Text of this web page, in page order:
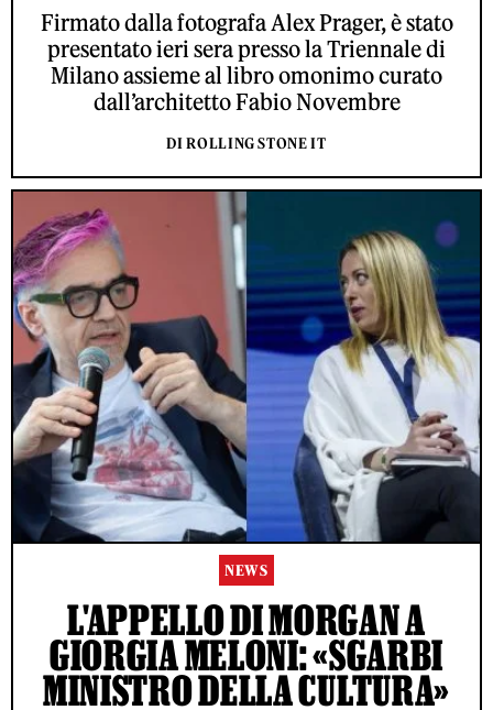
Firmato dalla fotografa Alex Prager, è stato
presentato ieri sera presso la Triennale di
Milano assieme al libro omonimo curato
dall’architetto Fabio Novembre
DI ROLLING STONE IT
NEWS
L'APPELLO DI MORGAN A
GIORGIA MELONI: «SGARBI
MINISTRO DELLA CULTURA»